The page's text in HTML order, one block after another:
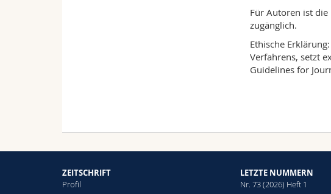
Für Autoren ist
zugänglich.
Ethische
Verfahrens, setzt
Guidelines for
ZEITSCHRIFT
Profil
LETZTE NUMMERN
Nr. 73 (2026) Heft 1